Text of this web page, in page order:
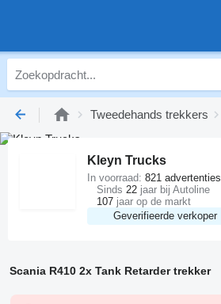
Tweedehands trekkers
Kleyn Trucks
Geverifieerde verkoper
In voorraad: 821 advertenties
Sinds 22 jaar bij Autoline
107 jaar op de markt
Scania R410 2x Tank Retarder trekker